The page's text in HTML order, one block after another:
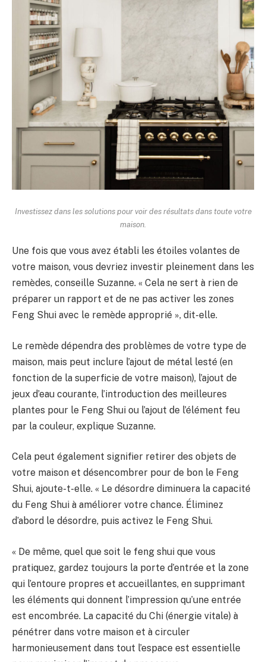
Investissez dans les solutions pour voir des résultats dans toute votre
maison.
Une fois que vous avez établi les étoiles volantes de
votre maison, vous devriez investir pleinement dans les
remèdes, conseille Suzanne. « Cela ne sert à rien de
préparer un rapport et de ne pas activer les zones
Feng Shui avec le remède approprié », dit-elle.
Le remède dépendra des problèmes de votre type de
maison, mais peut inclure l’ajout de métal lesté (en
fonction de la superficie de votre maison), l’ajout de
jeux d’eau courante, l’introduction des meilleures
plantes pour le Feng Shui ou l’ajout de l’élément feu
par la couleur, explique Suzanne.
Cela peut également signifier retirer des objets de
votre maison et désencombrer pour de bon le Feng
Shui, ajoute-t-elle. « Le désordre diminuera la capacité
du Feng Shui à améliorer votre chance. Éliminez
d’abord le désordre, puis activez le Feng Shui.
« De même, quel que soit le feng shui que vous
pratiquez, gardez toujours la porte d’entrée et la zone
qui l’entoure propres et accueillantes, en supprimant
les éléments qui donnent l’impression qu’une entrée
est encombrée. La capacité du Chi (énergie vitale) à
pénétrer dans votre maison et à circuler
harmonieusement dans tout l’espace est essentielle